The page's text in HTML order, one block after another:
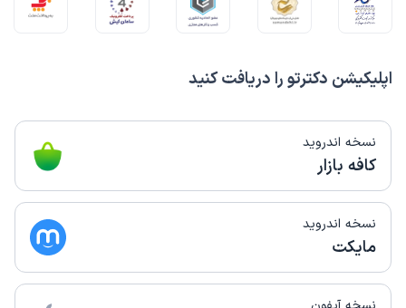
اپلیکیشن دکترتو را دریافت کنید
نسخه اندروید
کافه بازار
نسخه اندروید
مایکت